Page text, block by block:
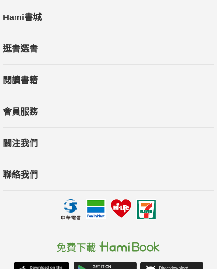
Hami書城
逛書選書
閱讀書籍
會員服務
關注我們
聯絡我們